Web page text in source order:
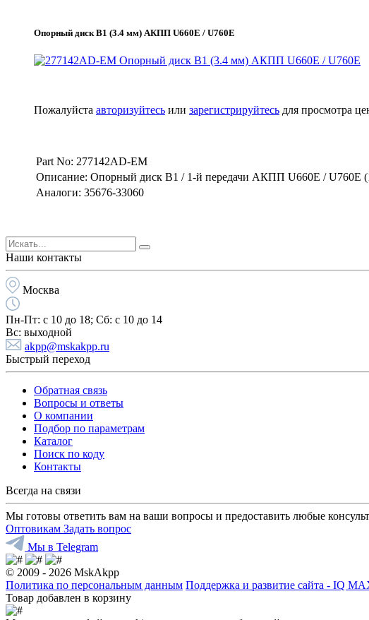
Опорный диск B1 (3.4 мм) АКПП U660E / U760E
Пожалуйста авторизуйтесь или зарегистрируйтесь для просмотра
Part No: 277142AD-EM
Описание: Опорный диск B1 / 1-й передачи АКПП U660E / U760E
Аналоги: 35676-33060
Наши контакты
Москва
Пн-Пт: с 10 до 18; Cб: с 10 до 14
Вс: выходной
akpp@mskakpp.ru
Быстрый переход
Обратная связь
Вопросы и ответы
О компании
Подбор по параметрам
Каталог
Поиск по коду
Контакты
Всегда на связи
Мы готовы ответить вам на ваши вопросы и предоставить любые
Оптовикам Задать вопрос
Мы в Telegram
© 2009 - 2026 MskAkpp
Политика по персональным данным Поддержка и развитие сайта - IQ
Товар добавлен в корзину